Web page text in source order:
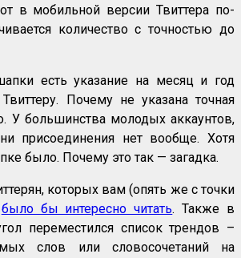
в мобильной версии Твиттера по-
количество с точностью до
есть указание на месяц и год
Почему не указана точная
У большинства молодых аккаунтов,
присоединения нет вообще. Хотя
было. Почему это так — загадка.
которых вам (опять же с точки
было бы интересно читать. Также в
переместился список трендов –
слов или словосочетаний на